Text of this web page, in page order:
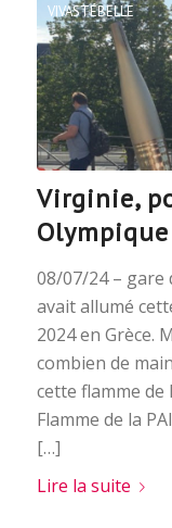
Virginie,
Olympique
VIVASTÉBELLE
08/07/24 – gare
avait allumé
2024 en Grèce.
combien de
cette flamme de
Flamme de la
[…]
Lire la suite